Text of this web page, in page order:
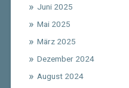
Juni 2025
Mai 2025
März 2025
Dezember 2024
August 2024